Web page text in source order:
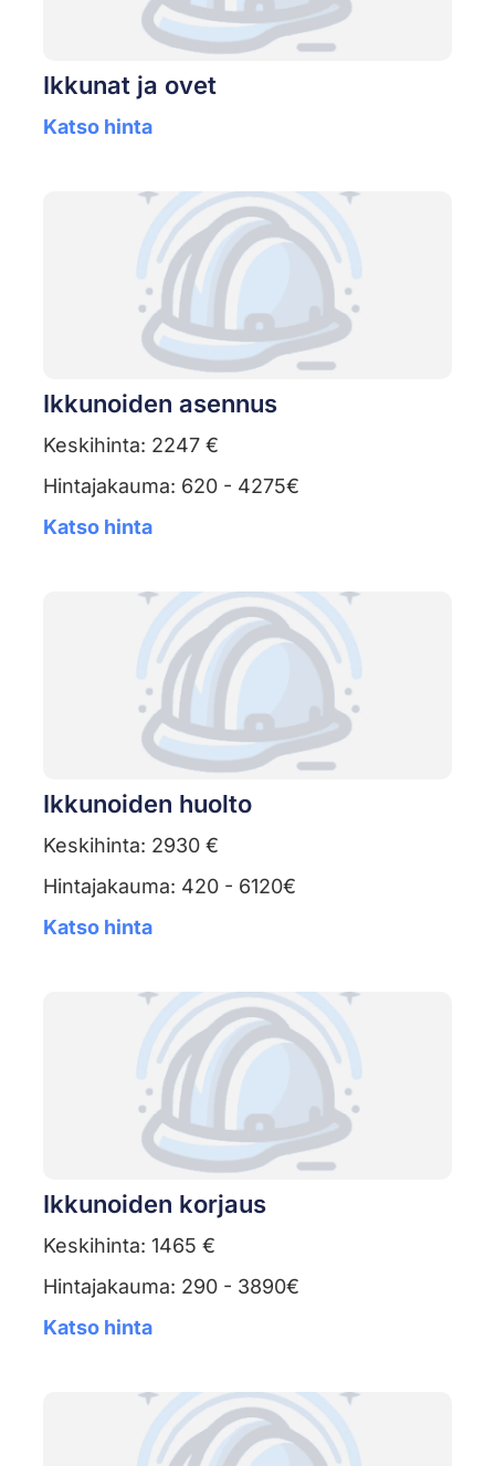
Ikkunat ja ovet
Katso hinta
Ikkunoiden asennus
Keskihinta: 2247 €
Hintajakauma: 620 - 4275€
Katso hinta
Ikkunoiden huolto
Keskihinta: 2930 €
Hintajakauma: 420 - 6120€
Katso hinta
Ikkunoiden korjaus
Keskihinta: 1465 €
Hintajakauma: 290 - 3890€
Katso hinta